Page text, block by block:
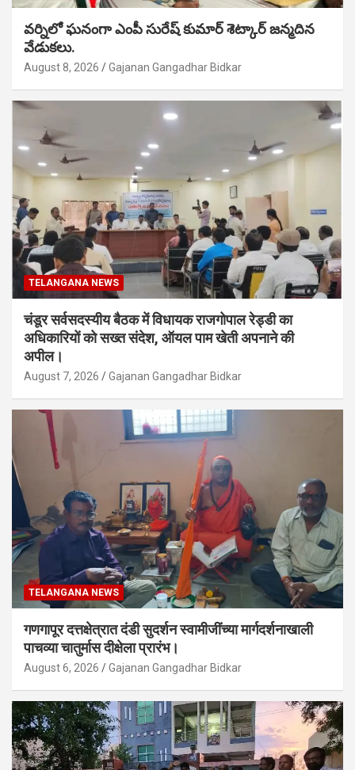
వర్నిలో ఘనంగా ఎంపీ సురేష్ కుమార్ శెట్కార్ జన్మదిన
వేడుకలు.
August 8, 2026 Gajanan Gangadhar Bidkar
TELANGANA NEWS
चंडूर सर्वसदस्यीय बैठक में विधायक राजगोपाल रेड्डी का
अधिकारियों को सख्त संदेश, ऑयल पाम खेती अपनाने की
अपील।
August 7, 2026 Gajanan Gangadhar Bidkar
TELANGANA NEWS
गणगापूर दत्तक्षेत्रात दंडी सुदर्शन स्वामीजींच्या मार्गदर्शनाखाली
पाचव्या चातुर्मास दीक्षेला प्रारंभ।
August 6, 2026 Gajanan Gangadhar Bidkar